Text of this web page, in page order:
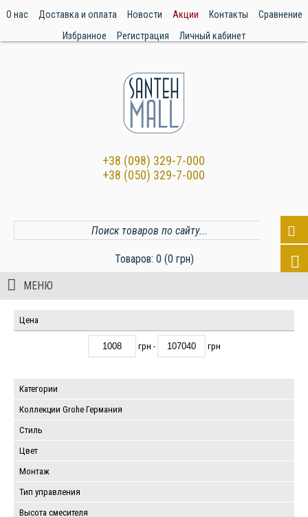
О нас Доставка и оплата Новости Акции Контакты
Сравнение
Избранное
Регистрация Личный кабинет
+38 (098) 329-7-000
+38 (050) 329-7-000
Товаров: 0 (0 грн)
МЕНЮ
Цена
грн - грн
Категории
Коллекции Grohe Германия
Стиль
Цвет
Монтаж
Тип управления
Высота смесителя